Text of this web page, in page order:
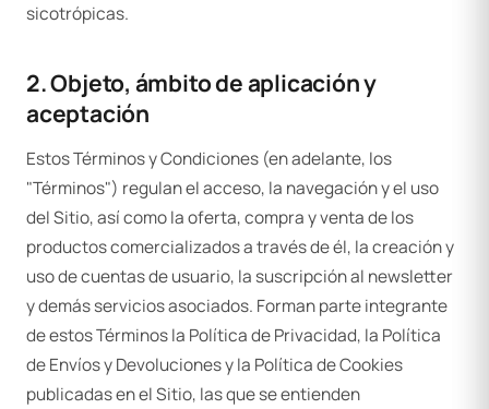
sicotrópicas.
2. Objeto, ámbito de aplicación y
aceptación
Estos Términos y Condiciones (en adelante, los
"Términos") regulan el acceso, la navegación y el uso
del Sitio, así como la oferta, compra y venta de los
productos comercializados a través de él, la creación y
uso de cuentas de usuario, la suscripción al newsletter
y demás servicios asociados. Forman parte integrante
de estos Términos la Política de Privacidad, la Política
de Envíos y Devoluciones y la Política de Cookies
publicadas en el Sitio, las que se entienden